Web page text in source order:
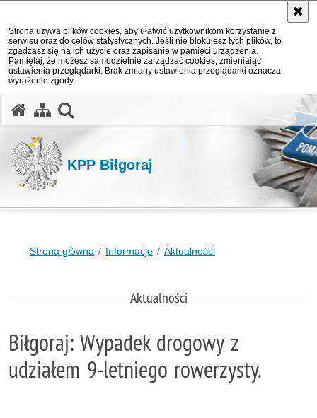
Strona używa plików cookies, aby ułatwić użytkownikom korzystanie z
serwisu oraz do celów statystycznych. Jeśli nie blokujesz tych plików, to
zgadzasz się na ich użycie oraz zapisanie w pamięci urządzenia.
Pamiętaj, że możesz samodzielnie zarządzać cookies, zmieniając
ustawienia przeglądarki. Brak zmiany ustawienia przeglądarki oznacza
wyrażenie zgody.
KPP Biłgoraj
Strona główna Informacje Aktualności
Aktualności
Biłgoraj: Wypadek drogowy z
udziałem 9-letniego rowerzysty.